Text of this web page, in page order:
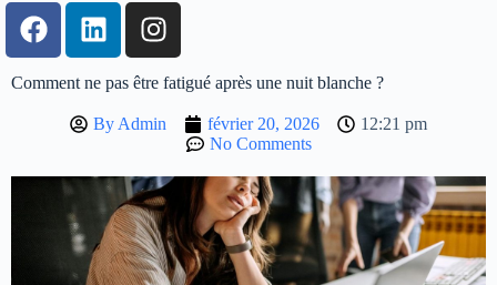
Comment ne pas être fatigué après une nuit blanche ?
By Admin février 20, 2026
12:21 pm
No Comments